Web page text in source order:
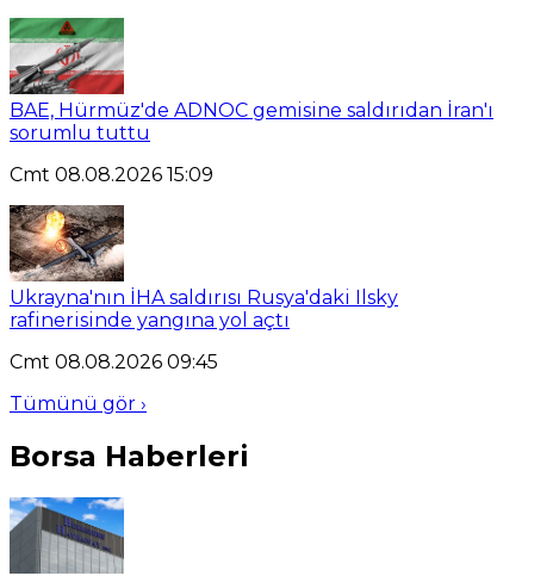
BAE, Hürmüz'de ADNOC gemisine saldırıdan İran'ı
sorumlu tuttu
Cmt 08.08.2026 15:09
Ukrayna'nın İHA saldırısı Rusya'daki Ilsky
rafinerisinde yangına yol açtı
Cmt 08.08.2026 09:45
Tümünü gör ›
Borsa Haberleri